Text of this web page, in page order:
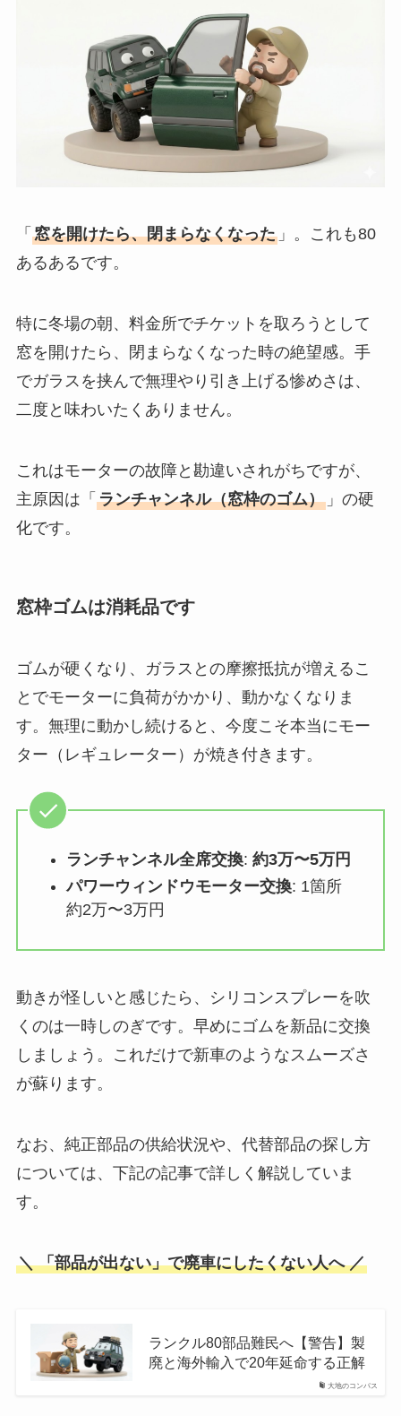
「 窓を開けたら、閉まらなくなった」。これも80
あるあるです。
特に冬場の朝、料金所でチケットを取ろうとして
窓を開けたら、閉まらなくなった時の絶望感。手
でガラスを挟んで無理やり引き上げる惨めさは、
二度と味わいたくありません。
これはモーターの故障と勘違いされがちですが、
主原因は「 ランチャンネル（窓枠のゴム）」の硬
化です。
窓枠ゴムは消耗品です
ゴムが硬くなり、ガラスとの摩擦抵抗が増えるこ
とでモーターに負荷がかかり、動かなくなりま
す。無理に動かし続けると、今度こそ本当にモー
ター（レギュレーター）が焼き付きます。
ランチャンネル全席交換: 約3万〜5万円
パワーウィンドウモーター交換: 1箇所
約2万〜3万円
動きが怪しいと感じたら、シリコンスプレーを吹
くのは一時しのぎです。早めにゴムを新品に交換
しましょう。これだけで新車のようなスムーズさ
が蘇ります。
なお、純正部品の供給状況や、代替部品の探し方
については、下記の記事で詳しく解説していま
す。
＼ 「部品が出ない」で廃車にしたくない人へ ／
大地のコンパス
ランクル80部品難民へ【警告】製
廃と海外輸入で20年延命する正解